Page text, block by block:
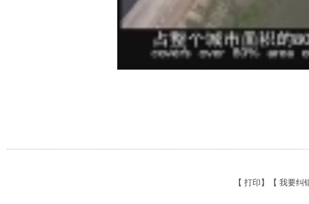
【 打印 】【 我要纠